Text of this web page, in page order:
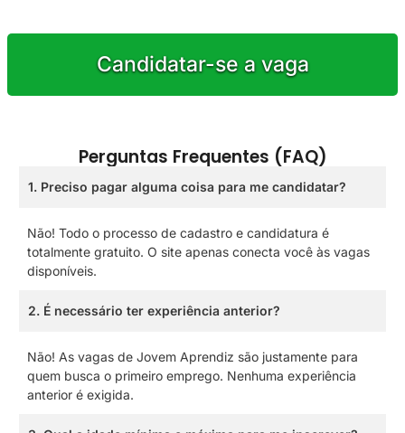
Candidatar-se a vaga
Perguntas Frequentes (FAQ)
1. Preciso pagar alguma coisa para me candidatar?
Não! Todo o processo de cadastro e candidatura é
totalmente gratuito. O site apenas conecta você às vagas
disponíveis.
2. É necessário ter experiência anterior?
Não! As vagas de Jovem Aprendiz são justamente para
quem busca o primeiro emprego. Nenhuma experiência
anterior é exigida.